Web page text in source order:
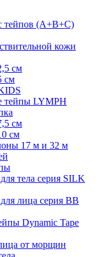
тейпов (А+B+C)
кожи
см
см
тейпы LYMPH
см
см
17 м и 32 м
тела серия SILK
лица серия BB
Dynamic Tape
от морщин